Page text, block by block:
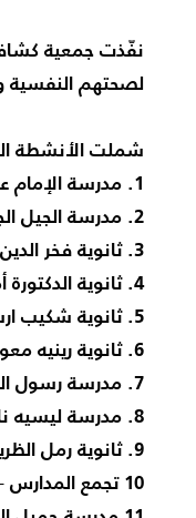
نفّذت جمعية
لصحتهم النفسية
شملت الأنشطة
1. مدرسة الإمام علي بن ابي طالب – بشارة الخوري (100 مشارك)
2. مدرسة الجيل الجديد – البسطة التحتا (100 مشارك)
3. ثانوية فخر الدين – النويري (75 مشاركا)
4. ثانوية الدكتورة
5. ثانوية شكيب ارسلان- بيروت (150 مشاركا)
6. ثانوية رينيه معوض- بيروت (180 مشاركا)
7. مدرسة رسول المحبّة – جبيل (150 مشاركا)
8. مدرسة ليسيه ناسيونال – الجناح (150 مشارك)
9. ثانوية رمل الظريف- ( 250 مشاركا )
10 تجمع المدارس – بئر حسن (200 مشارك)